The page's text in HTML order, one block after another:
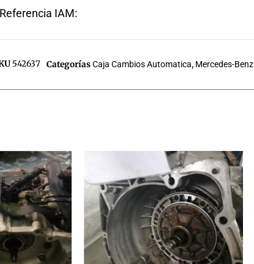
Referencia IAM:
542637 CategoríasCaja Cambios Automatica, Mercedes-Benz